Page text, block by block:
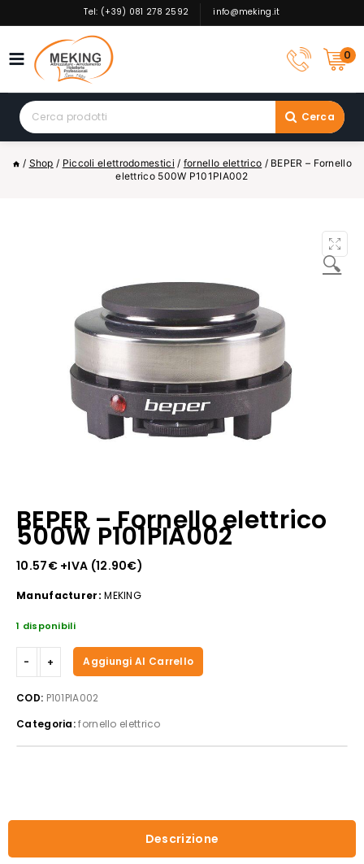
to
Tel: (+39) 081 278 2592 info@meking.it
0
Search
for:
Cerca
/ Shop / Piccoli elettrodomestici / fornello elettrico / BEPER – Fornello
elettrico 500W P101PIA002
🔍
BEPER – Fornello elettrico
500W P101PIA002
10.57€+IVA (12.90€)
Manufacturer: MEKING
1 disponibili
-
Fornello
500W
P101PIA002
Aggiungi Al Carrello
COD: P101PIA002
Categoria:fornello elettrico
Descrizione